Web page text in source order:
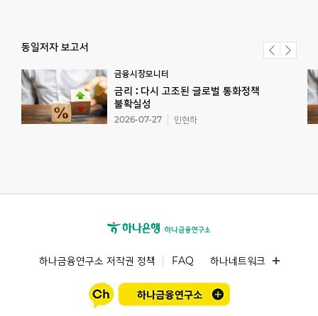
동일저자 보고서
금융시장모니터
금리 : 다시 고조된 글로벌 통화정책
불확실성
2026-07-27 민현하
하나금융연구소 저작권 정책 FAQ 하나네트워크